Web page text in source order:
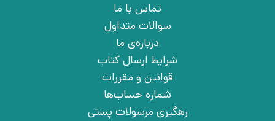
تماس با ما
سوالات متداول
درباره‌ی ما
شرایط ارسال کتاب
قوانین و مقررات
شماره حساب‌ها
رهگیری مرسولات پستی